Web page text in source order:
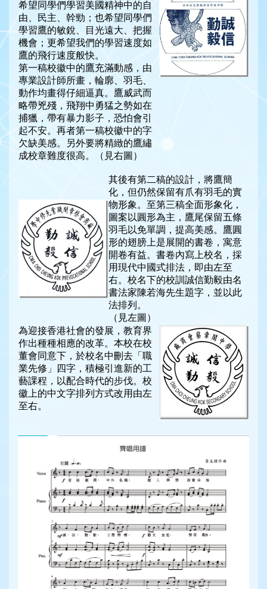
希望同學們學習美國精神中的自
由、民主、幹勁；也希望同學們
學習鷹的敏銳、目光遠大、把握
機會；更希望我們的學習速度如
鷹的飛行速度般快。
第一稿校徽中的鷹充滿動感，由
專業設計師所畫，輪廓、羽毛、
動作均畫得仔細逼真。鷹威武而
略帶兇殘，飛翔中勇猛之勢如在
捕獵，帶有暴力影子，恐怕會引
起不安。再者第一稿校徽中的字
欠缺美感。另外要將精緻的鷹繡
成校章難度很高。（見右圖）
其後有第二稿的設計，將鷹簡
化，但仍然保留有爪有羽毛的實
物形象。至第三稿全面形象化，
圖案以圓形為主，鷹尾保留五條
羽毛以免單調，提高美感。鷹圓
形的翅膀上是展開的書卷，寓意
開卷有益。書卷內寫上校名，採
用現代中國式排法，即由左至
右。校名下的校訓誠信勤毅由名
書法家陳若海先生題字，並以此
法排列。
（見左圖）
為迎接香港社會的發展，教育界
作出種種相應的改革。本校在校
董會同意下，於校名中刪去「職
業先修」四字，積極引進新的工
藝課程，以配合時代的步伐。校
徽上的中文字排列方式改用由左
至右。